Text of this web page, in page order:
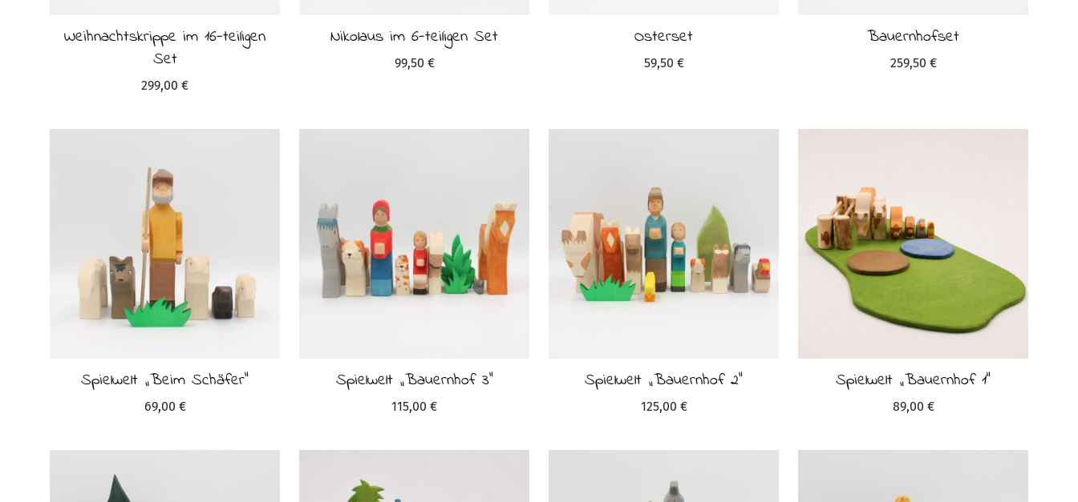
Weihnachtskrippe im 16-teiligen
Set
299,00 €
Nikolaus im 6-teiligen Set
99,50 €
Osterset
59,50 €
Bauernhofset
259,50 €
Spielwelt „Beim Schäfer“
69,00 €
Spielwelt „Bauernhof 3“
115,00 €
Spielwelt „Bauernhof 2“
125,00 €
Spielwelt „Bauernhof 1“
89,00 €